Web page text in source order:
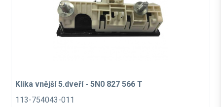
Klika vnější 5.dveří - 5N0 827 566 T
113-754043-011